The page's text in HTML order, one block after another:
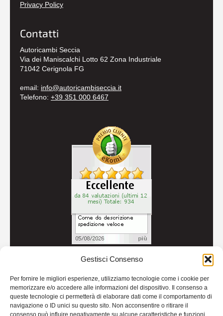
Gestisci Consenso
Per fornire le migliori esperienze, utilizziamo tecnologie come i cookie per
memorizzare e/o accedere alle informazioni del dispositivo. Il consenso a
queste tecnologie ci permetterà di elaborare dati come il comportamento di
navigazione o ID unici su questo sito. Non acconsentire o ritirare il
consenso può influire negativamente su alcune caratteristiche e funzioni.
Privacy Policy
Contatti
Autoricambi Seccia
Via dei Maniscalchi Lotto 62 Zona Industriale
71042 Cerignola FG
email: info@autoricambiseccia.it
Telefono: +39 351 000 6467
Credits